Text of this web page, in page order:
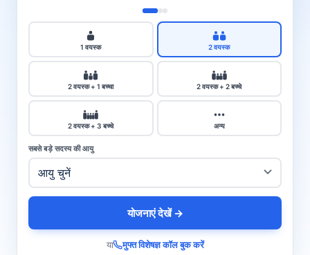
1 वयस्क 2 वयस्क
2 वयस्क + 1 बच्चा 2 वयस्क + 2 बच्चे
2 वयस्क + 3 बच्चे अन्य
सबसे बड़े सदस्य की आयु
योजनाएं देखें →
या मुफ्त विशेषज्ञ कॉल बुक करें